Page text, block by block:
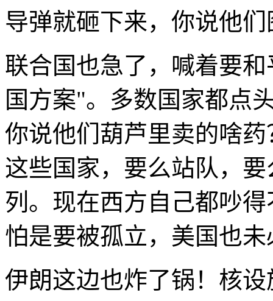
导弹就砸下来，你说他们
联合国也急了，喊着要
国方案"。多数国家都点
你说他们葫芦里卖的啥
这些国家，要么站队，
列。现在西方自己都吵
怕是要被孤立，美国也
伊朗这边也炸了锅！核